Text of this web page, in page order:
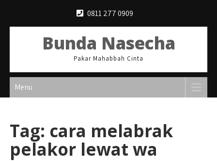
0811 277 0909
Bunda Nasecha
Pakar Mahabbah Cinta
Menu
Tag: cara melabrak
pelakor lewat wa